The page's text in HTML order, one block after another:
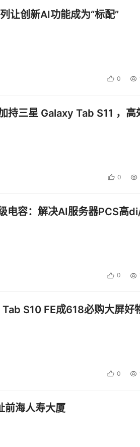
让创新AI功能成为“标配”
0
持三星 Galaxy Tab S11 ，高
0
电容：解决AI服务器PCS高
0
S10 FE成618必购大屏好
0
前海人寿大厦